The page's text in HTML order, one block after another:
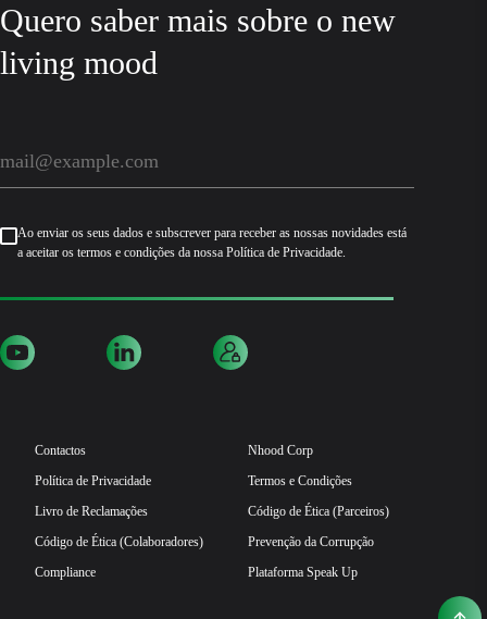
Quero saber mais sobre o new
living mood
Ao enviar os seus dados e subscrever para receber as nossas novidades está
a aceitar os termos e condições da nossa Política de Privacidade.
Contactos
Nhood Corp
Política de Privacidade
Termos e Condições
Livro de Reclamações
Código de Ética (Parceiros)
Código de Ética (Colaboradores)
Prevenção da Corrupção
Compliance
Plataforma Speak Up